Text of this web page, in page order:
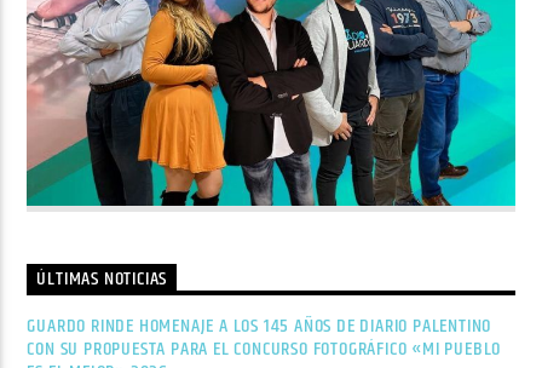
ÚLTIMAS NOTICIAS
GUARDO RINDE HOMENAJE A LOS 145 AÑOS DE DIARIO PALENTINO
CON SU PROPUESTA PARA EL CONCURSO FOTOGRÁFICO «MI PUEBLO